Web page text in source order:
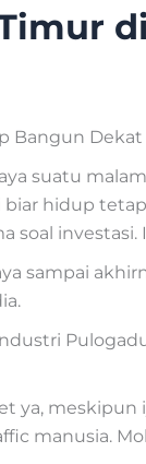
Bangun
suatu
hidup
soal
sampai
ya, meskipun
manusia.